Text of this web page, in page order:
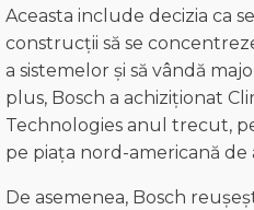
Aceasta include decizia ca
construcții să se
a sistemelor și să vândă
plus, Bosch a achiziționat
Technologies anul trecut,
pe piața nord-americană
De asemenea, Bosch